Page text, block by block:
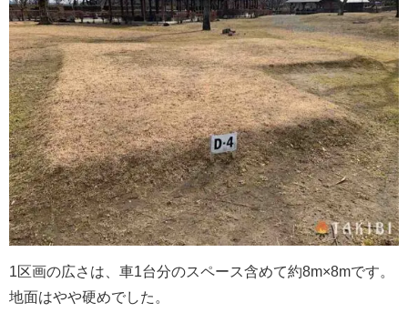
1区画の広さは、車1台分のスペース含めて約8m×8mです。
地面はやや硬めでした。